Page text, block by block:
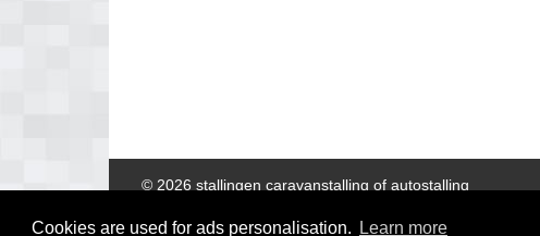
Cookies are used for ads personalisation. Learn more
© 2026 stallingen caravanstalling of autostalling